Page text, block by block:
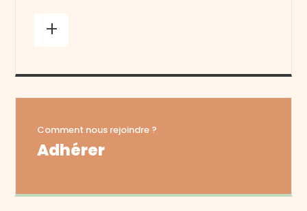
+
Comment nous rejoindre ?
Adhérer